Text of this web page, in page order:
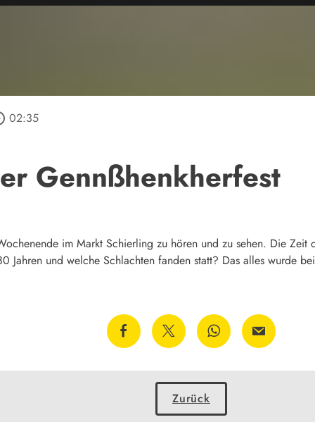
02:35
Gennßhenkherfest
im Markt Schierling zu hören und zu sehen. Die Zeit
Jahren und welche Schlachten fanden statt? Das alles wurde
Zurück